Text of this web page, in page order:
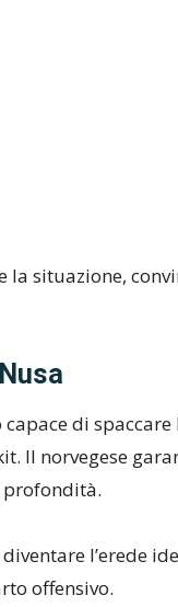
situazione,
di
Il norvegese
l’erede
offensivo.